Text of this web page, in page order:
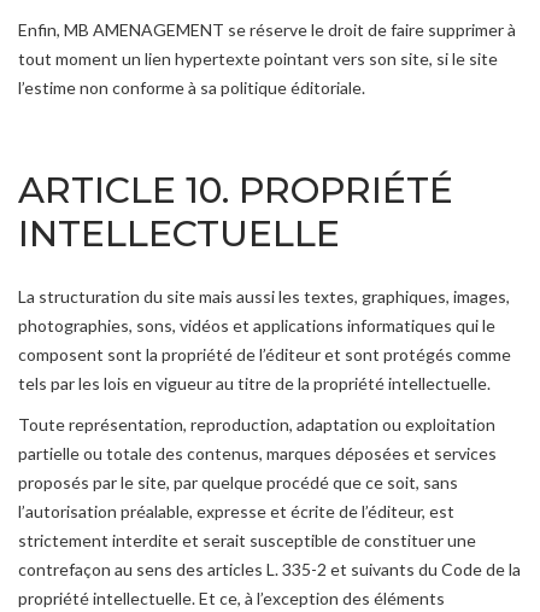
Enfin, MB AMENAGEMENT se réserve le droit de faire supprimer à
tout moment un lien hypertexte pointant vers son site, si le site
l’estime non conforme à sa politique éditoriale.
ARTICLE 10. PROPRIÉTÉ
INTELLECTUELLE
La structuration du site mais aussi les textes, graphiques, images,
photographies, sons, vidéos et applications informatiques qui le
composent sont la propriété de l’éditeur et sont protégés comme
tels par les lois en vigueur au titre de la propriété intellectuelle.
Toute représentation, reproduction, adaptation ou exploitation
partielle ou totale des contenus, marques déposées et services
proposés par le site, par quelque procédé que ce soit, sans
l’autorisation préalable, expresse et écrite de l’éditeur, est
strictement interdite et serait susceptible de constituer une
contrefaçon au sens des articles L. 335-2 et suivants du Code de la
propriété intellectuelle. Et ce, à l’exception des éléments